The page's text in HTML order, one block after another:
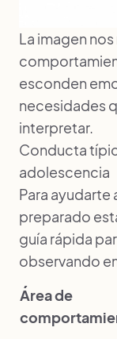
La imagen
esconden
necesidades
interpretar.
Conducta
adolescencia
Para ayudarte
preparado
guía rápida
observando
Área de